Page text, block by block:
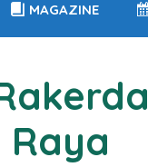
MAGAZINE
Raya